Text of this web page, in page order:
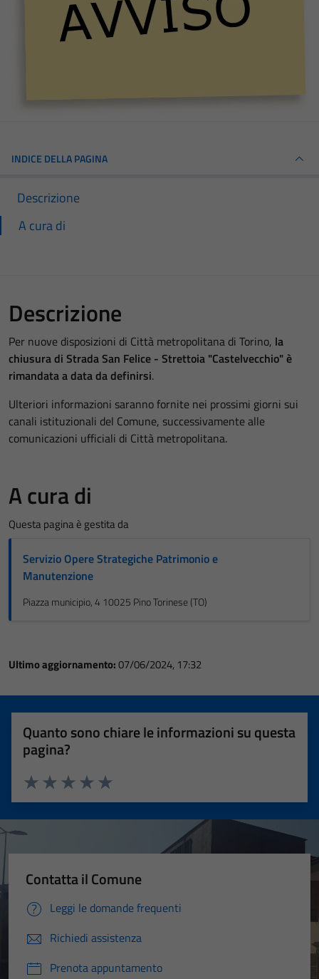
INDICE DELLA PAGINA
Descrizione
A cura di
Descrizione
Per nuove disposizioni di Città metropolitana di Torino, la
chiusura di Strada San Felice - Strettoia "Castelvecchio" è
rimandata a data da definirsi.
Ulteriori informazioni saranno fornite nei prossimi giorni sui
canali istituzionali del Comune, successivamente alle
comunicazioni ufficiali di Città metropolitana.
A cura di
Questa pagina è gestita da
Servizio Opere Strategiche Patrimonio e
Manutenzione
Piazza municipio, 4 10025 Pino Torinese (TO)
Ultimo aggiornamento:07/06/2024, 17:32
Quanto sono chiare le informazioni su questa
pagina?
Valuta 5 stelle su 5
Valuta 4 stelle su 5
Valuta 3 stelle su 5
Valuta 2 stelle su 5
Valuta 1 stelle su 5
Contatta il Comune
Leggi le domande frequenti
Richiedi assistenza
Prenota appuntamento